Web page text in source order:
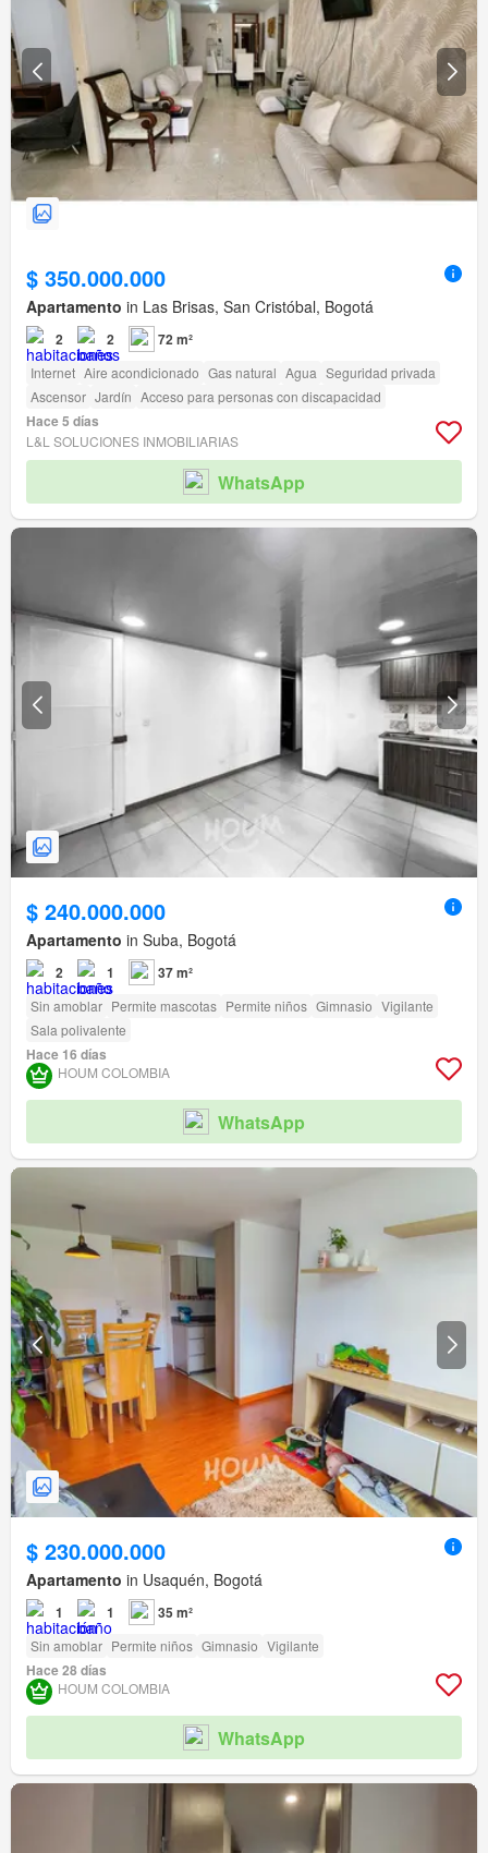
$ 350.000.000
Apartamento in Las Brisas, San Cristóbal, Bogotá
2 2 72 m²
Internet Aire acondicionado Gas natural Agua Seguridad privada
Ascensor Jardín Acceso para personas con discapacidad
Hace 5 días
L&L SOLUCIONES INMOBILIARIAS
WhatsApp
$ 240.000.000
Apartamento in Suba, Bogotá
2 1 37 m²
Sin amoblar Permite mascotas Permite niños Gimnasio Vigilante
Sala polivalente
Hace 16 días
HOUM COLOMBIA
WhatsApp
$ 230.000.000
Apartamento in Usaquén, Bogotá
1 1 35 m²
Sin amoblar Permite niños Gimnasio Vigilante
Hace 28 días
HOUM COLOMBIA
WhatsApp